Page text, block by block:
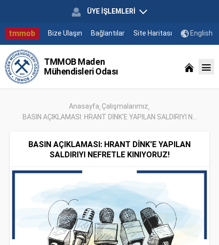
ÜYE İŞLEMLERİ
tmmob Bize Ulaşın Bağlantılar Site Haritası English
TMMOB Maden
Mühendisleri Odası
Anasayfa Çalışmalarımız
BASIN AÇIKLAMASI: HRANT DİNK'E YAPILAN SALDIRIYI N...
BASIN AÇIKLAMASI: HRANT DİNK'E YAPILAN
SALDIRIYI NEFRETLE KINIYORUZ!